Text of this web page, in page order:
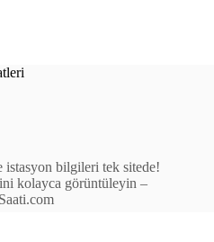
bilgileri tek sitede!
kolayca görüntüleyin –